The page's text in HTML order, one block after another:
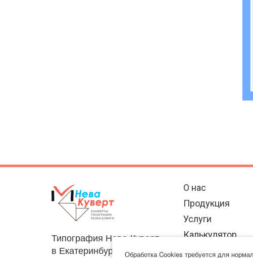
Типография Нева-Куверт
в Екатеринбурге
О нас
Продукция
Услуги
Калькулятор
Отзывы
Обработка Cookies требуется для